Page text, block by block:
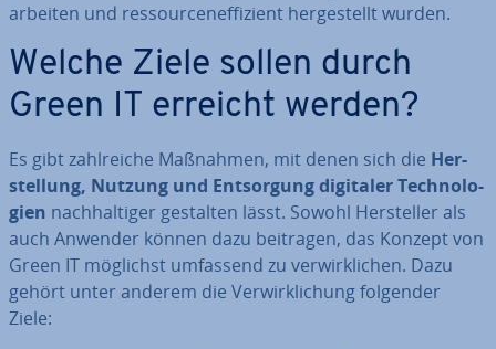
arbeiten und res­sour­cen­ef­fi­zi­ent her­ge­stellt wurden.
Welche Ziele sollen durch
Green IT erreicht werden?
Es gibt zahl­rei­che Maßnahmen, mit denen sich die Her­
stel­lung, Nutzung und Ent­sor­gung digitaler Tech­no­lo­
gien nach­hal­ti­ger gestalten lässt. Sowohl Her­stel­ler als
auch Anwender können dazu beitragen, das Konzept von
Green IT möglichst umfassend zu ver­wirk­li­chen. Dazu
gehört unter anderem die Ver­wirk­li­chung folgender
Ziele: